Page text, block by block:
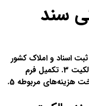
سند
3. تکمیل فرم
5.